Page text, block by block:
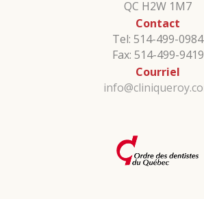
QC H2W 1M7
Contact
Tel: 514-499-0984
Fax: 514-499-9419
Courriel